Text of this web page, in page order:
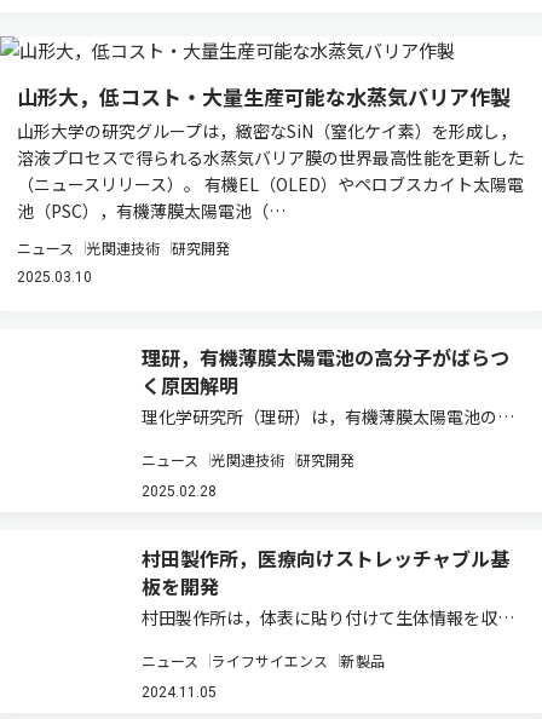
山形大，低コスト・大量生産可能な水蒸気バリア作製
山形大学の研究グループは，緻密なSiN（窒化ケイ素）を形成し，
溶液プロセスで得られる水蒸気バリア膜の世界最高性能を更新した
（ニュースリリース）。 有機EL（OLED）やペロブスカイト太陽電
池（PSC），有機薄膜太陽電池（…
ニュース 光関連技術 研究開発
2025.03.10
理研，有機薄膜太陽電池の高分子がばらつ
く原因解明
理化学研究所（理研）は，有機薄膜太陽電池の材
らの半導体高分子を合成する製造ロットごとにば
らつく原因を解明した（ニュースリリース）。 有
ニュース 光関連技術 研究開発
2025.02.28
村田製作所，医療向けストレッチャブル基
板を開発
村田製作所は，体表に貼り付けて生体情報を収集
の活用を想定し，曲げ伸ばししても高い信頼性を
保ちながら回路が動作する「ストレッチャブル基
ニュース ライフサイエンス 新製品
2024.11.05